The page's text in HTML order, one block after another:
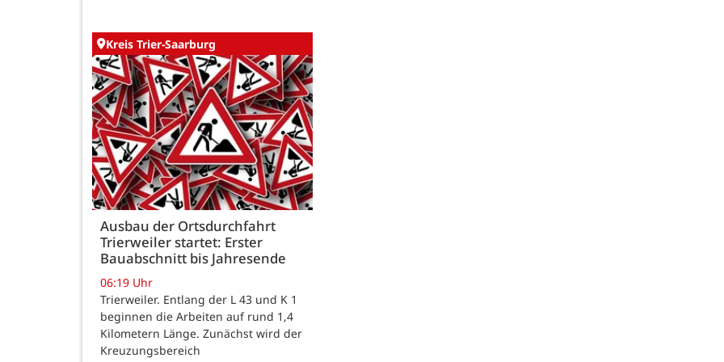
Kreis Trier-Saarburg
Ausbau der Ortsdurchfahrt
Trierweiler startet: Erster
Bauabschnitt bis Jahresende
06:19 Uhr
Trierweiler. Entlang der L 43 und K 1
beginnen die Arbeiten auf rund 1,4
Kilometern Länge. Zunächst wird der
Kreuzungsbereich